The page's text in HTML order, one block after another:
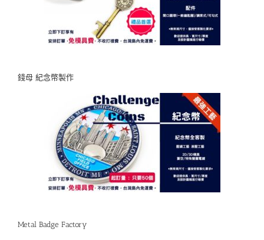
錢母 紀念幣製作
Metal Badge Factory